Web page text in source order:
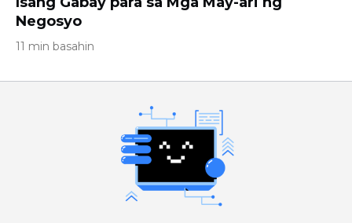
Negosyo
11 min basahin